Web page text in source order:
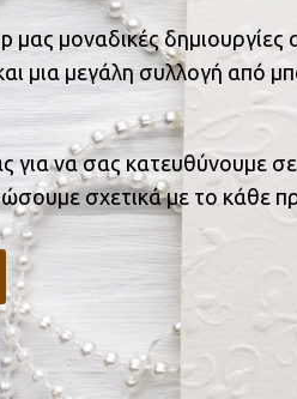
μας μοναδικές δημιουργίες
μια μεγάλη συλλογή από
για να σας κατευθύνουμε
σχετικά με το κάθε